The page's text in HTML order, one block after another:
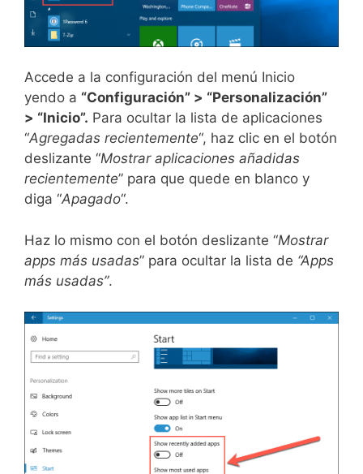
Accede a la configuración del menú Inicio
yendo a “Configuración” > “Personalización”
> “Inicio”. Para ocultar la lista de aplicaciones
“Agregadas recientemente“, haz clic en el botón
deslizante “Mostrar aplicaciones añadidas
recientemente” para que quede en blanco y
diga “Apagado“.
Haz lo mismo con el botón deslizante “Mostrar
apps más usadas” para ocultar la lista de “Apps
más usadas”.